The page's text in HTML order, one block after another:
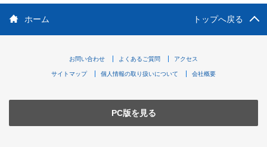
ホーム トップへ戻る
お問い合わせ よくあるご質問 アクセス
サイトマップ 個人情報の取り扱いについて 会社概要
PC版を見る